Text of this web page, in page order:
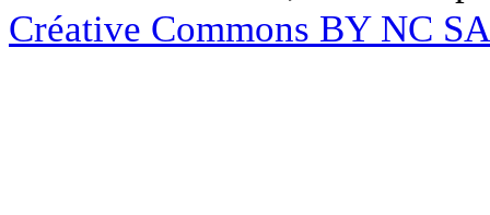
Créative Commons BY NC SA